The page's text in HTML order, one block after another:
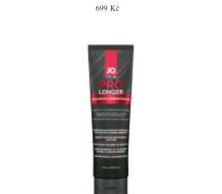
699 Kč